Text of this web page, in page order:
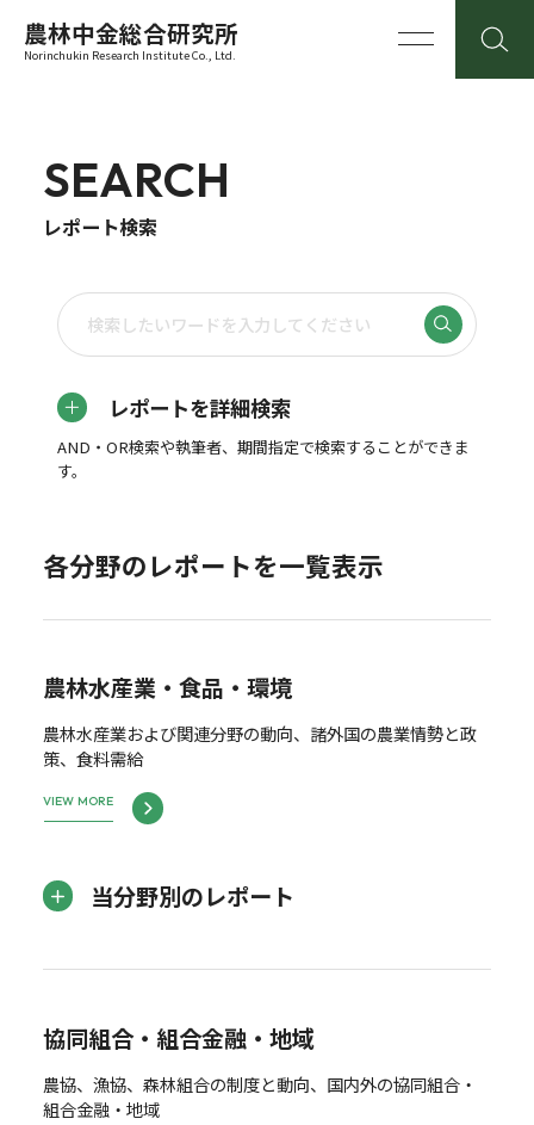
農林中金総合研究所
Norinchukin Research Institute Co., Ltd.
SEARCH
レポート検索
レポートを詳細検索
AND・OR検索や執筆者、期間指定で検索することができま
す。
各分野のレポートを一覧表示
農林水産業・食品・環境
農林水産業および関連分野の動向、諸外国の農業情勢と政
策、食料需給
VIEW MORE
当分野別のレポート
協同組合・組合金融・地域
農協、漁協、森林組合の制度と動向、国内外の協同組合・
組合金融・地域